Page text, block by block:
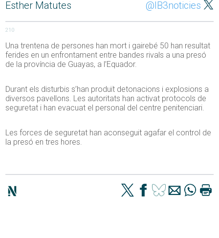
Esther Matutes @IB3noticies
210
Una trentena de persones han mort i gairebé 50 han resultat
ferides en un enfrontament entre bandes rivals a una presó
de la província de Guayas, a l’Equador.
Durant els disturbis s’han produït detonacions i explosions a
diversos pavellons. Les autoritats han activat protocols de
seguretat i han evacuat el personal del centre penitenciari.
Les forces de seguretat han aconseguit agafar el control de
la presó en tres hores.